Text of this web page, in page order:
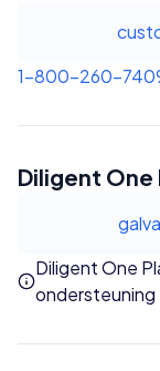
1-800-260-
Diligent
Diligent One
ondersteuning